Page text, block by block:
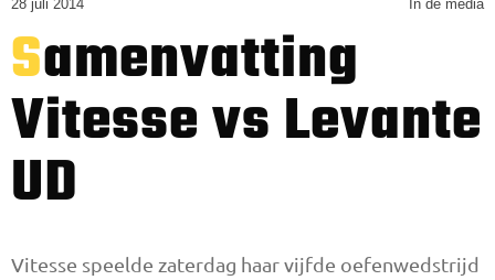
28 juli 2014 In de media
Samenvatting
Vitesse vs Levante
UD
Vitesse speelde zaterdag haar vijfde oefenwedstrijd